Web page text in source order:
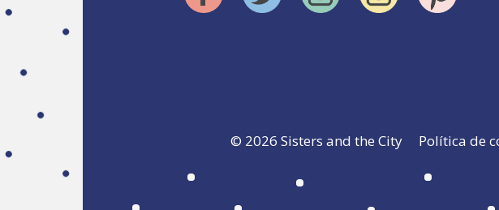
© 2026 Sisters and the City Política de